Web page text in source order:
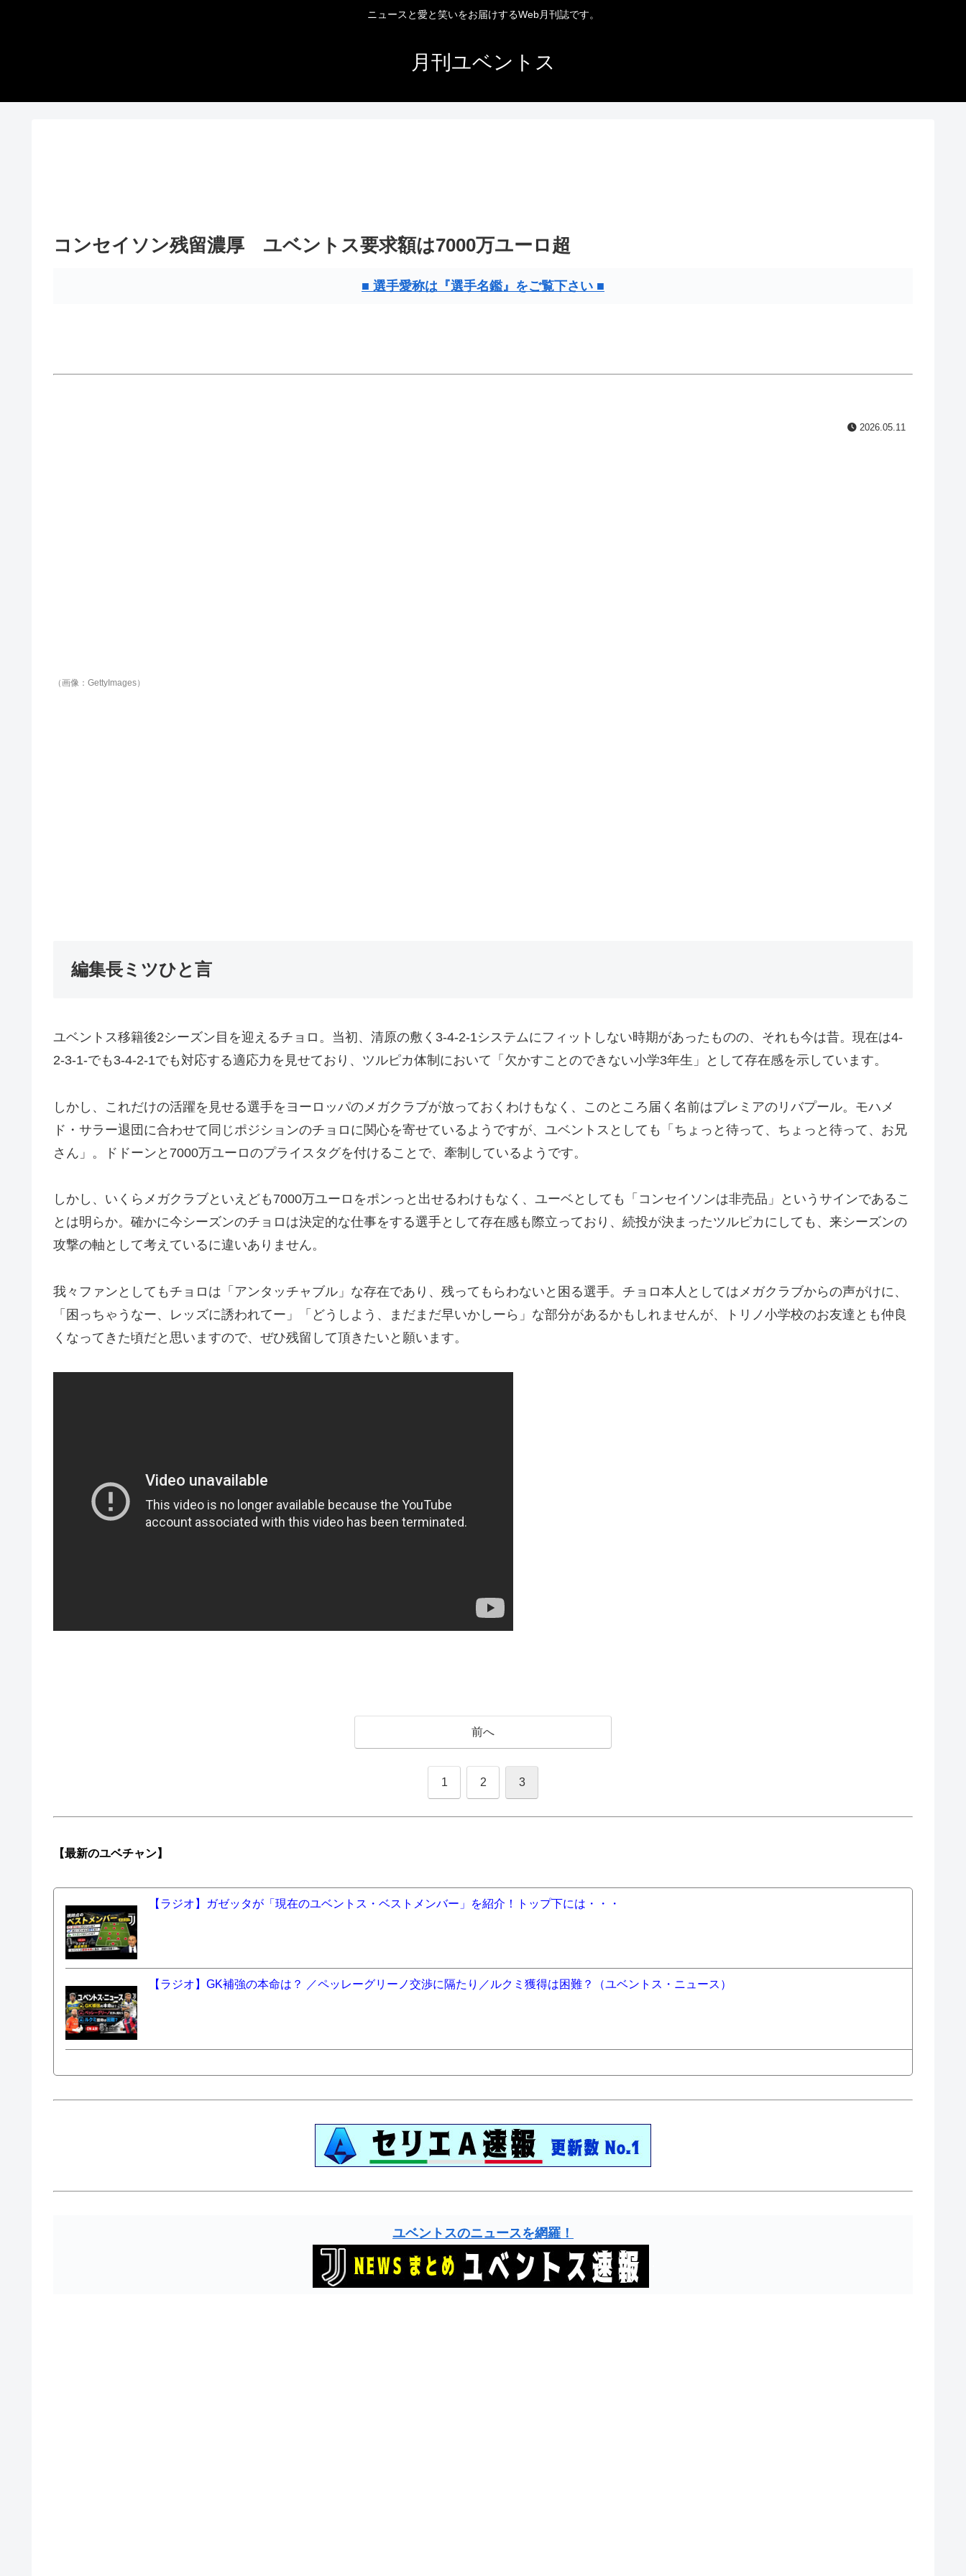
ニュースと愛と笑いをお届けするWeb月刊誌です。
月刊ユベントス
コンセイソン残留濃厚 ユベントス要求額は7000万ユーロ超
■ 選手愛称は『選手名鑑』をご覧下さい ■
2026.05.11
（画像：GettyImages）
編集長ミツひと言
ユベントス移籍後2シーズン目を迎えるチョロ。当初、清原の敷く3-4-2-1システムにフィットしない時期があったものの、それも今は昔。現在は4-
2-3-1-でも3-4-2-1でも対応する適応力を見せており、ツルピカ体制において「欠かすことのできない小学3年生」として存在感を示しています。
しかし、これだけの活躍を見せる選手をヨーロッパのメガクラブが放っておくわけもなく、このところ届く名前はプレミアのリバプール。モハメ
ド・サラー退団に合わせて同じポジションのチョロに関心を寄せているようですが、ユベントスとしても「ちょっと待って、ちょっと待って、お兄
さん」。ドドーンと7000万ユーロのプライスタグを付けることで、牽制しているようです。
しかし、いくらメガクラブといえども7000万ユーロをポンっと出せるわけもなく、ユーベとしても「コンセイソンは非売品」というサインであるこ
とは明らか。確かに今シーズンのチョロは決定的な仕事をする選手として存在感も際立っており、続投が決まったツルピカにしても、来シーズンの
攻撃の軸として考えているに違いありません。
我々ファンとしてもチョロは「アンタッチャブル」な存在であり、残ってもらわないと困る選手。チョロ本人としてはメガクラブからの声がけに、
「困っちゃうなー、レッズに誘われてー」「どうしよう、まだまだ早いかしーら」な部分があるかもしれませんが、トリノ小学校のお友達とも仲良
くなってきた頃だと思いますので、ぜひ残留して頂きたいと願います。
前へ
1 2 3
【最新のユベチャン】
【ラジオ】ガゼッタが「現在のユベントス・ベストメンバー」を紹介！トップ下には・・・
【ラジオ】GK補強の本命は？ ／ペッレーグリーノ交渉に隔たり／ルクミ獲得は困難？（ユベントス・ニュース）
ユベントスのニュースを網羅！